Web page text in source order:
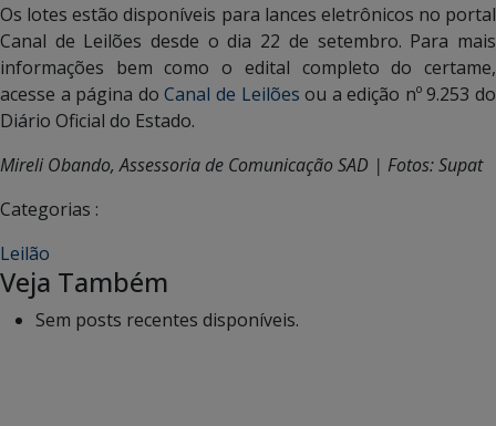
Os lotes estão disponíveis para lances eletrônicos no portal
Canal de Leilões desde o dia 22 de setembro. Para mais
informações bem como o edital completo do certame,
acesse a página doCanal de Leilões ou a edição nº 9.253 do
Diário Oficial do Estado.
Mireli Obando, Assessoria de Comunicação SAD | Fotos: Supat
Categorias :
Leilão
Veja Também
Sem posts recentes disponíveis.